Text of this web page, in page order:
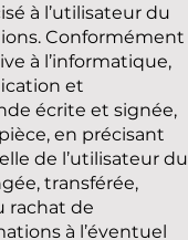
à l’utilisateur du
Conformément
à l’informatique,
et
écrite et signée,
en précisant
de l’utilisateur du
transférée,
rachat de
à l’éventuel